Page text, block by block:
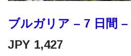
ブルガリア – 7 日間 –
JPY 1,427